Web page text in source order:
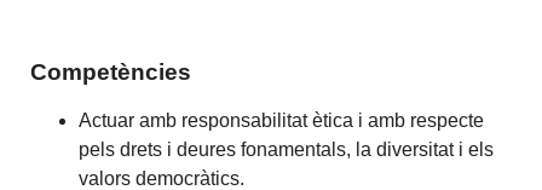
Competències
Actuar amb responsabilitat ètica i amb respecte
pels drets i deures fonamentals, la diversitat i els
valors democràtics.